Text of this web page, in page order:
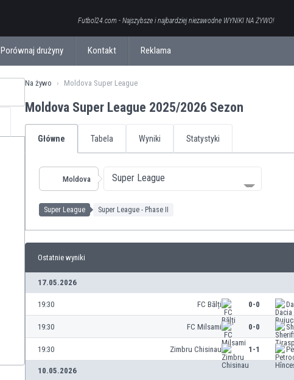
Futbol24.com - Najszybsze i najbardziej niezawodne WYNIKI NA ŻYWO!
Porównaj drużyny Kontakt Reklama
Na żywo Moldova Super League
Moldova Super League 2025/2026 Sezon
Główne Tabela Wyniki Statystyki
Moldova Super League
Super League Super League - Phase II
Ostatnie wyniki
17.05.2026
19:30 FC Bălți 0-0
19:30 FC Milsami 0-0
19:30 Zimbru Chisinau 1-1
10.05.2026